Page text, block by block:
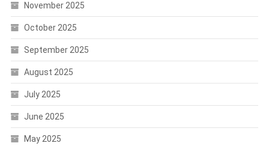
November 2025
October 2025
September 2025
August 2025
July 2025
June 2025
May 2025